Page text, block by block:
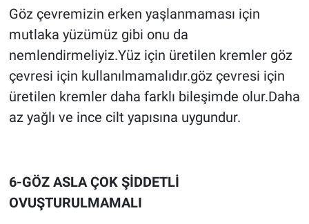
Göz çevremizin erken yaşlanmaması için
mutlaka yüzümüz gibi onu da
nemlendirmeliyiz.Yüz için üretilen kremler göz
çevresi için kullanılmamalıdır.göz çevresi için
üretilen kremler daha farklı bileşimde olur.Daha
az yağlı ve ince cilt yapısına uygundur.
6-GÖZ ASLA ÇOK ŞİDDETLİ
OVUŞTURULMAMALI